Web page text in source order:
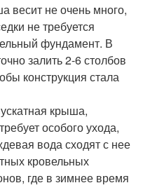
весит не очень много,
не требуется
фундамент. В
залить 2-6 столбов
конструкция стала
крыша,
особого ухода,
вода сходят с нее
кровельных
где в зимнее время